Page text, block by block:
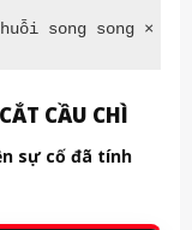
song song ×
CẦU CHÌ
sự cố đã tính